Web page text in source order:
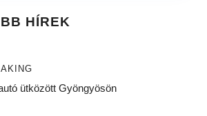
HÍREK
ütközött Gyöngyösön